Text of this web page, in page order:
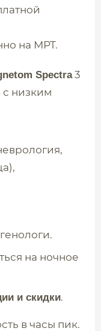
на МРТ.
Spectra3
с низким
на ночное
и скидки.
в часы пик.